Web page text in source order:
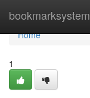
bookmarksystem
Home
Home
1